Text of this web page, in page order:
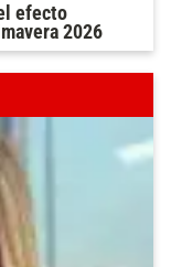
efecto
2026